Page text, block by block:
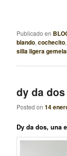
Publicado en
blando,cochecito
silla ligera
dy da dos
Posted on14
Dy da dos, una